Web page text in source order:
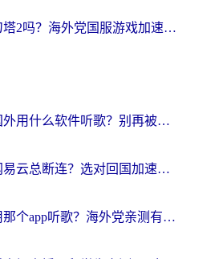
外国人打刀塔2吗？海外党国服游戏加速避坑全攻略
中国人在国外用什么软件听歌？别再被地域限制卡脖子，这篇教你轻松解锁国内音乐库
在海外听网易云总断连？选对回国加速器，告别地区限制和卡顿
国外可以用那个app听歌？海外党亲测有效的回国加速方案，轻松听国内音乐听书